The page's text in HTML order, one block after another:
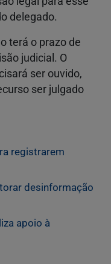
delegado.
terá o prazo de
judicial. O
ser ouvido,
ser julgado
registrarem
desinformação
apoio à